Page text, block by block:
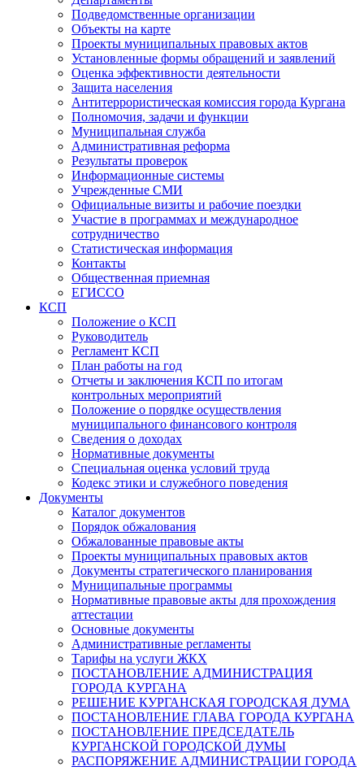
Подведомственные организации
Объекты на карте
Проекты муниципальных правовых актов
Установленные формы обращений и заявлений
Оценка эффективности деятельности
Защита населения
Антитеррористическая комиссия города Кургана
Полномочия, задачи и функции
Муниципальная служба
Административная реформа
Результаты проверок
Информационные системы
Учрежденные СМИ
Официальные визиты и рабочие поездки
Участие в программах и международное
сотрудничество
Статистическая информация
Контакты
Общественная приемная
ЕГИССО
КСП
Положение о КСП
Руководитель
Регламент КСП
План работы на год
Отчеты и заключения КСП по итогам
контрольных мероприятий
Положение о порядке осуществления
муниципального финансового контроля
Сведения о доходах
Нормативные документы
Специальная оценка условий труда
Кодекс этики и служебного поведения
Документы
Каталог документов
Порядок обжалования
Обжалованные правовые акты
Проекты муниципальных правовых актов
Документы стратегического планирования
Муниципальные программы
Нормативные правовые акты для прохождения
аттестации
Основные документы
Административные регламенты
Тарифы на услуги ЖКХ
ПОСТАНОВЛЕНИЕ АДМИНИСТРАЦИЯ
ГОРОДА КУРГАНА
РЕШЕНИЕ КУРГАНСКАЯ ГОРОДСКАЯ ДУМА
ПОСТАНОВЛЕНИЕ ГЛАВА ГОРОДА КУРГАНА
ПОСТАНОВЛЕНИЕ ПРЕДСЕДАТЕЛЬ
КУРГАНСКОЙ ГОРОДСКОЙ ДУМЫ
РАСПОРЯЖЕНИЕ АДМИНИСТРАЦИИ ГОРОДА